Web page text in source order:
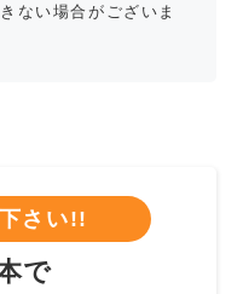
ない場合がございま
さい!!
で